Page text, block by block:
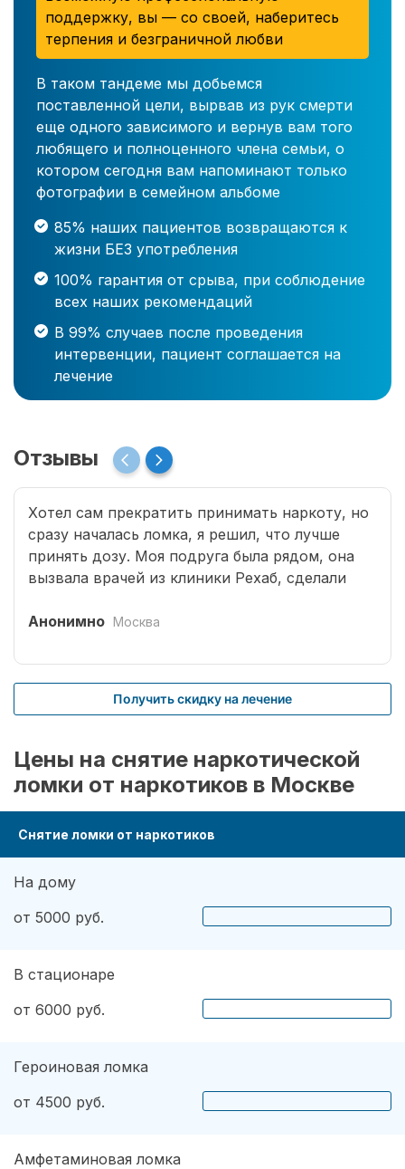
поддержку, вы — со своей, наберитесь
терпения и безграничной любви
В таком тандеме мы добьемся
поставленной цели, вырвав из рук смерти
еще одного зависимого и вернув вам того
любящего и полноценного члена семьи, о
котором сегодня вам напоминают только
фотографии в семейном альбоме
85% наших пациентов возвращаются к
жизни БЕЗ употребления
100% гарантия от срыва, при соблюдение
всех наших рекомендаций
В 99% случаев после проведения
интервенции, пациент соглашается на
лечение
Отзывы
Хотел сам прекратить принимать наркоту, но
сразу началась ломка, я решил, что лучше
принять дозу. Моя подруга была рядом, она
вызвала врачей из клиники Рехаб, сделали
что надо там пролечиться основательно.
Анонимно Москва
Получить скидку на лечение
Цены на снятие наркотической
ломки от наркотиков в Москве
Снятие ломки от наркотиков
На дому
от 5000 руб.
В стационаре
от 6000 руб.
Героиновая ломка
от 4500 руб.
Амфетаминовая ломка